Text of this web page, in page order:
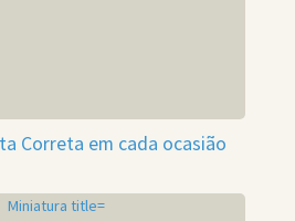
Correta em cada ocasião